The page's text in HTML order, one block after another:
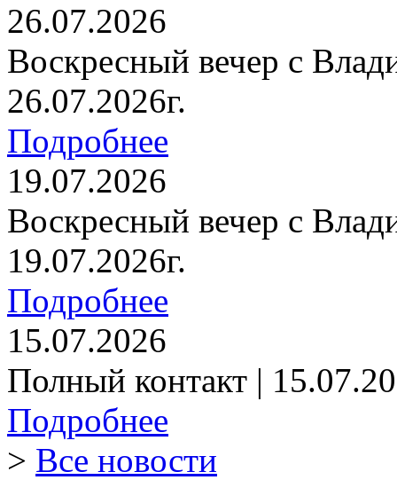
26.07.2026
Воскресный вечер с
26.07.2026г.
Подробнее
19.07.2026
Воскресный вечер с
19.07.2026г.
Подробнее
15.07.2026
Полный контакт |
Подробнее
> Все новости